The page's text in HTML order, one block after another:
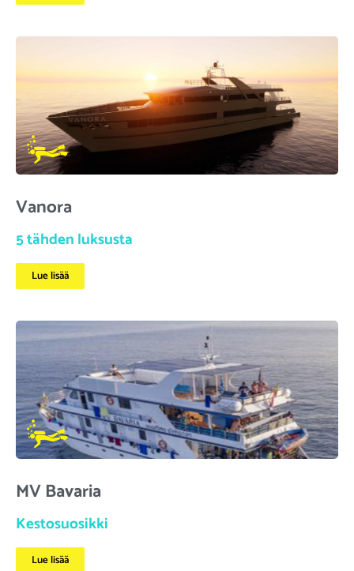
Vanora
5 tähden luksusta
Lue lisää
MV Bavaria
Kestosuosikki
Lue lisää